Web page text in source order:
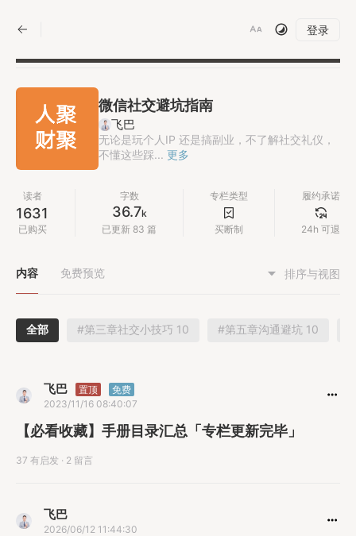
登录
微信社交避坑指南
飞巴
无论是玩个人IP 还是搞副业，不了解社交礼仪，
不懂这些踩... 更多
读者
1631
已购买
字数
36.7k
已更新 83 篇
专栏类型
买断制
履约承诺
24h 可退
内容 免费预览 排序与视图
全部 #第三章社交小技巧 10 #第五章沟通避坑 10
飞巴 置顶
免费
2023/11/16 08:40:07
【必看收藏】手册目录汇总「专栏更新完毕」
37 有启发 · 2 留言
飞巴
2026/06/12 11:44:30